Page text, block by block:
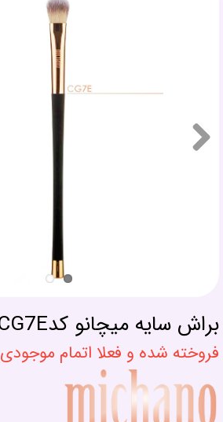
براش سایه میچانو کدCG7E
فروخته شده و فعلا اتمام موجودی